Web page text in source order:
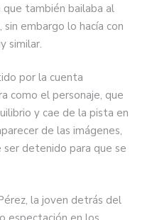
que también bailaba al
embargo lo hacía con
similar.
por la cuenta
como el personaje, que
y cae de la pista en
de las imágenes,
detenido para que se
la joven detrás del